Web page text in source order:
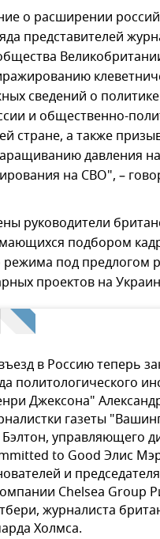
о расширении
представителей
сведений о политике
и общественно-
стране, а также
давления
на СВО", –
руководители
подбором
режима под предлогом
проектов на
в Россию теперь
политологического
Джексона"
газеты
управляющего
to Good Элис
и
Chelsea Group
журналиста
Холмса.